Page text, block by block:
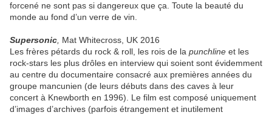
forcené ne sont pas si dangereux que ça. Toute la beauté du
monde au fond d’un verre de vin.
Supersonic Mat Whitecross, UK 2016
Les frères pétards du rock & roll, les rois de la punchline et les
rock-stars les plus drôles en interview qui soient sont évidemment
au centre du documentaire consacré aux premières années du
groupe mancunien (de leurs débuts dans des caves à leur
concert à Knewborth en 1996). Le film est composé uniquement
d’images d’archives (parfois étrangement et inutilement